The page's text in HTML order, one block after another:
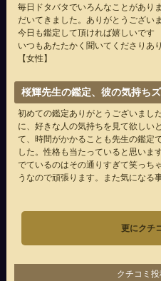
毎日ドタバタでいろんなことがあり
だいてきました。ありがとうござい
今日も鑑定して頂ければ嬉しいです
いつもあたたかく聞いてくださりあ
【女性】
桜輝先生の鑑定、彼の気持ち
初めての鑑定ありがとうございまし
に、好きな人の気持ちを見て欲しい
て、時間がかかることも先生の鑑定
した。性格も当たっていると思いま
でているのはその通りすぎて笑っ
うなので頑張ります。また気になる
更にクチ
クチコミ